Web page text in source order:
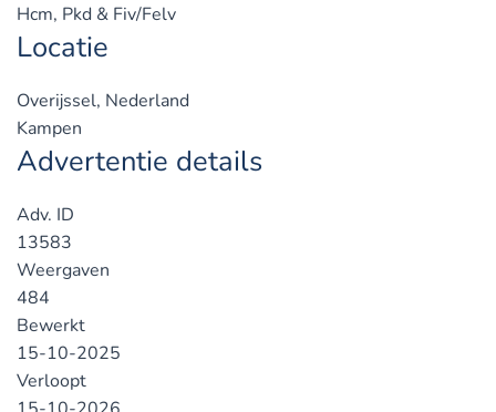
Hcm, Pkd & Fiv/Felv
Locatie
Overijssel, Nederland
Kampen
Advertentie details
Adv. ID
13583
Weergaven
484
Bewerkt
15-10-2025
Verloopt